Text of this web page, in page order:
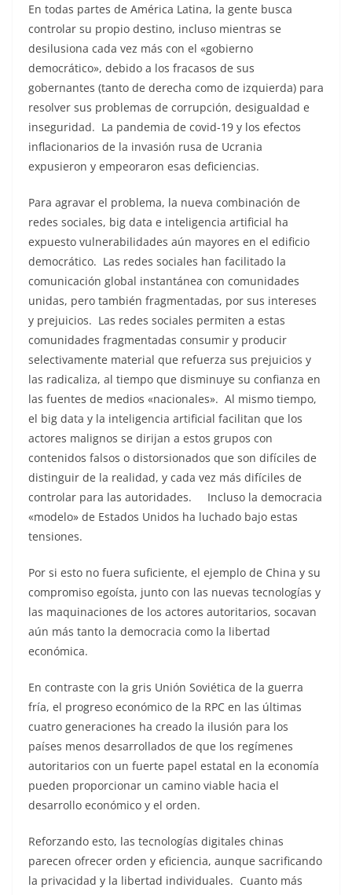
En todas partes de América Latina, la gente busca
controlar su propio destino, incluso mientras se
desilusiona cada vez más con el «gobierno
democrático», debido a los fracasos de sus
gobernantes (tanto de derecha como de izquierda) para
resolver sus problemas de corrupción, desigualdad e
inseguridad. La pandemia de covid-19 y los efectos
inflacionarios de la invasión rusa de Ucrania
expusieron y empeoraron esas deficiencias.
Para agravar el problema, la nueva combinación de
redes sociales, big data e inteligencia artificial ha
expuesto vulnerabilidades aún mayores en el edificio
democrático. Las redes sociales han facilitado la
comunicación global instantánea con comunidades
unidas, pero también fragmentadas, por sus intereses
y prejuicios. Las redes sociales permiten a estas
comunidades fragmentadas consumir y producir
selectivamente material que refuerza sus prejuicios y
las radicaliza, al tiempo que disminuye su confianza en
las fuentes de medios «nacionales». Al mismo tiempo,
el big data y la inteligencia artificial facilitan que los
actores malignos se dirijan a estos grupos con
contenidos falsos o distorsionados que son difíciles de
distinguir de la realidad, y cada vez más difíciles de
controlar para las autoridades. Incluso la democracia
«modelo» de Estados Unidos ha luchado bajo estas
tensiones.
Por si esto no fuera suficiente, el ejemplo de China y su
compromiso egoísta, junto con las nuevas tecnologías y
las maquinaciones de los actores autoritarios, socavan
aún más tanto la democracia como la libertad
económica.
En contraste con la gris Unión Soviética de la guerra
fría, el progreso económico de la RPC en las últimas
cuatro generaciones ha creado la ilusión para los
países menos desarrollados de que los regímenes
autoritarios con un fuerte papel estatal en la economía
pueden proporcionar un camino viable hacia el
desarrollo económico y el orden.
Reforzando esto, las tecnologías digitales chinas
parecen ofrecer orden y eficiencia, aunque sacrificando
la privacidad y la libertad individuales. Cuanto más